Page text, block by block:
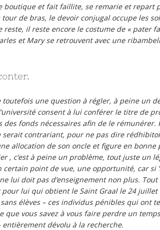
boutique et fait faillite, se remarie et repart
de bras, le devoir conjugal occupe les
reste, il reste encore le costume de « pater
et Mary se retrouvent avec une
toutefois une question à régler, à peine un
consent à lui conférer le titre de
des fonds nécessaires afin de le rémunérer.
serait contrariant, pour ne pas dire
allocation de son oncle et figure en bonne
, c’est à peine un problème, tout juste un
certain point de vue, une opportunité, car si
lui doit pas d’enseignement non plus. Tout
lui qui obtient le Saint Graal le 24 juillet
élèves – ces individus pénibles qui ont
que vous savez à vous faire perdre un
entièrement dévolu à la recherche.